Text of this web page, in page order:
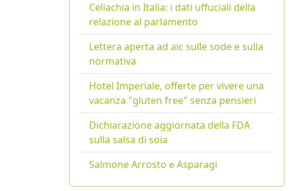
Celiachia in Italia: i dati uffuciali della
relazione al parlamento
Lettera aperta ad aic sulle sode e sulla
normativa
Hotel Imperiale, offerte per vivere una
vacanza "gluten free" senza pensieri
Dichiarazione aggiornata della FDA
sulla salsa di soia
Salmone Arrosto e Asparagi